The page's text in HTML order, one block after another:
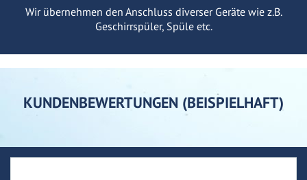
Wir übernehmen den Anschluss diverser Geräte wie z.B.
Geschirrspüler, Spüle etc.
KUNDENBEWERTUNGEN (BEISPIELHAFT)